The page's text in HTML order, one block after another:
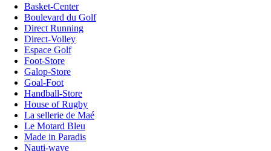
Basket-Center
Boulevard du Golf
Direct Running
Direct-Volley
Espace Golf
Foot-Store
Galop-Store
Goal-Foot
Handball-Store
House of Rugby
La sellerie de Maé
Le Motard Bleu
Made in Paradis
Nauti-wave